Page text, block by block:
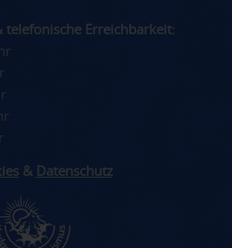
telefonische Erreichbarkeit:
& Datenschutz